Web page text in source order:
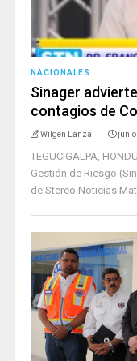
NACIONALES
Sinager
contagios de
Wilgen Lanza
TEGUCIGALPA,
Gestión de Riesgo
de Stereo Noticias